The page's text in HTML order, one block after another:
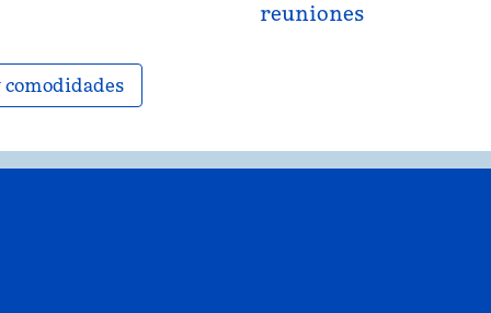
reuniones
comodidades